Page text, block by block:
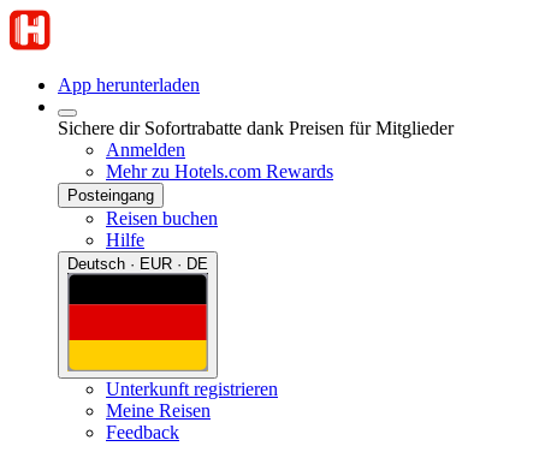
App herunterladen
Sichere dir Sofortrabatte dank Preisen für Mitglieder
Anmelden
Mehr zu Hotels.com Rewards
Posteingang
Reisen buchen
Hilfe
Deutsch · EUR · DE
Unterkunft registrieren
Meine Reisen
Feedback